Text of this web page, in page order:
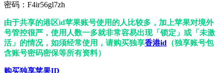
密码：F4ir56gl7zh
由于共享的港区id苹果账号使用的人比较多，加上苹果对境外
号管控很严，使用人数一多就非常容易出现「锁定」或「未激
活」的情况，如须经常使用，请购买独享香港id （独享账号包
含账号密码密保等所有资料）
购买独享苹果ID